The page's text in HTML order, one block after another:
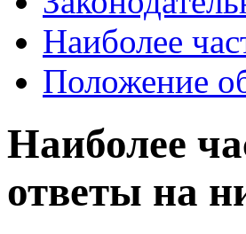
Наиболее
Положение
Наиболее
ответы на